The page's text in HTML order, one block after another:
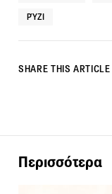
ΡΎΖΙ
SHARE THIS ARTICLE
Περισσότερα